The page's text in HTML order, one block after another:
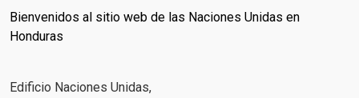
Bienvenidos al sitio web de las Naciones Unidas en
Honduras
Edificio Naciones Unidas,